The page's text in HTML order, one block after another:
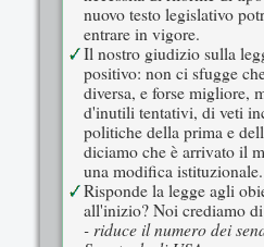
nuovo testo legislativo
entrare in vigore.
Il nostro giudizio sulla
positivo: non ci sfugge
diversa, e forse migliore,
d'inutili tentativi, di veti
politiche della prima e
diciamo che è arrivato il
una modifica istituzionale.
Risponde la legge agli
all'inizio? Noi crediamo
- riduce il numero dei